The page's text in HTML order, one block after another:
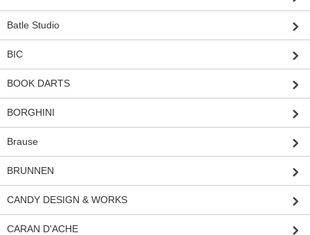
Batle Studio
BIC
BOOK DARTS
BORGHINI
Brause
BRUNNEN
CANDY DESIGN & WORKS
CARAN D'ACHE